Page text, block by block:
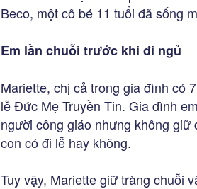
Beco, một cô bé 11 tuổi đã sống
Em lần chuỗi trước khi đi ngủ
Mariette, chị cả trong gia đình có
lễ Đức Mẹ Truyền Tin. Gia đình
người công giáo nhưng không giữ
con có đi lễ hay không.
Tuy vậy, Mariette giữ tràng chuỗi